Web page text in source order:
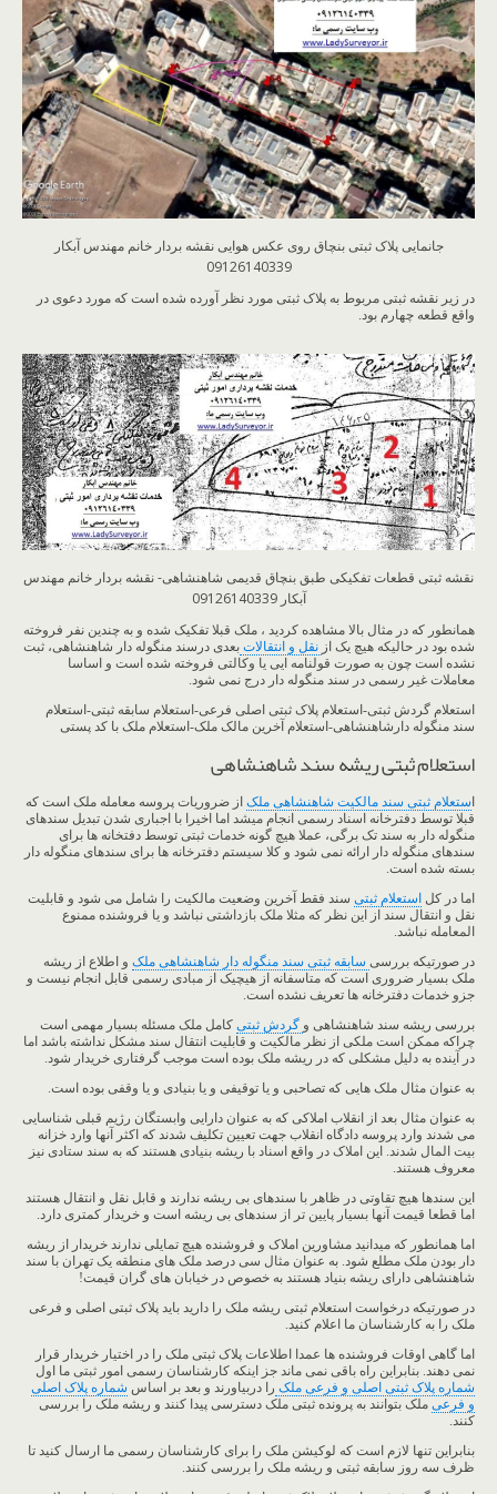
جانمایی پلاک ثبتی بنچاق روی عکس هوایی نقشه بردار خانم مهندس آبکار
09126140339
در زیر نقشه ثبتی مربوط به پلاک ثبتی مورد نظر آورده شده است که مورد دعوی در
واقع قطعه چهارم بود.
نقشه ثبتی قطعات تفکیکی طبق بنچاق قدیمی شاهنشاهی- نقشه بردار خانم مهندس
آبکار 09126140339
همانطور که در مثال بالا مشاهده کردید ، ملک قبلا تفکیک شده و به چندین نفر فروخته
شده بود در حالیکه هیچ یک از نقل و انتقالات بعدی درسند منگوله دار شاهنشاهی، ثبت
نشده است چون به صورت قولنامه ایی یا وکالتی فروخته شده است و اساسا
معاملات غیر رسمی در سند منگوله دار درج نمی شود.
استعلام گردش ثبتی-استعلام پلاک ثبتی اصلی فرعی-استعلام سابقه ثبتی-استعلام
سند منگوله دارشاهنشاهی-استعلام آخرین مالک ملک-استعلام ملک با کد پستی
استعلام ثبتی ریشه سند شاهنشاهی
ستعلام ثبتی سند مالکیت شاهنشاهی ملک از ضروریات پروسه معامله ملک است که
قبلا توسط دفترخانه اسناد رسمی انجام میشد اما اخیرا با اجباری شدن تبدیل سندهای
منگوله دار به سند تک برگی، عملا هیچ گونه خدمات ثبتی توسط دفتخانه ها برای
سندهای منگوله دار ارائه نمی شود و کلا سیستم دفترخانه ها برای سندهای منگوله دار
بسته شده است.
اما در کل استعلام ثبتی سند فقط آخرین وضعیت مالکیت را شامل می شود و قابلیت
نقل و انتقال سند از این نظر که مثلا ملک بازداشتی نباشد و یا فروشنده ممنوع
المعامله نباشد.
در صورتیکه بررسی سابقه ثبتی سند منگوله دار شاهنشاهی ملک و اطلاع از ریشه
ملک بسیار ضروری است که متاسفانه از هیچیک از مبادی رسمی قابل انجام نیست و
جزو خدمات دفترخانه ها تعریف نشده است.
بررسی ریشه سند شاهنشاهی و گردش ثبتی کامل ملک مسئله بسیار مهمی است
چراکه ممکن است ملکی از نظر مالکیت و قابلیت انتقال سند مشکل نداشته باشد اما
در آینده به دلیل مشکلی که در ریشه ملک بوده است موجب گرفتاری خریدار شود.
به عنوان مثال ملک هایی که تصاحبی و یا توقیفی و یا بنیادی و یا وقفی بوده است.
به عنوان مثال بعد از انقلاب املاکی که به عنوان دارایی وابستگان رژیم قبلی شناسایی
می شدند وارد پروسه دادگاه انقلاب جهت تعیین تکلیف شدند که اکثر آنها وارد خزانه
بیت المال شدند. این املاک در واقع اسناد با ریشه بنیادی هستند که به سند ستادی نیز
معروف هستند.
این سندها هیچ تقاوتی در ظاهر با سندهای بی ریشه ندارند و قابل نقل و انتقال هستند
اما قطعا قیمت آنها بسیار پایین تر از سندهای بی ریشه است و خریدار کمتری دارد.
اما همانطور که میدانید مشاورین املاک و فروشنده هیچ تمایلی ندارند خریدار از ریشه
دار بودن ملک مطلع شود. به عنوان مثال سی درصد ملک های منطقه یک تهران با سند
شاهنشاهی دارای ریشه بنیاد هستند به خصوص در خیابان های گران قیمت!
در صورتیکه درخواست استعلام ثبتی ریشه ملک را دارید باید پلاک ثبتی اصلی و فرعی
ملک را به کارشناسان ما اعلام کنید.
اما گاهی اوقات فروشنده ها عمدا اطلاعات پلاک ثبتی ملک را در اختیار خریدار قرار
نمی دهند. بنابراین راه باقی نمی ماند جز اینکه کارشناسان رسمی امور ثبتی ما اول
شماره پلاک ثبتی اصلی و فرعی ملک را دربیاورند و بعد بر اساس شماره پلاک اصلی
و فرعی ملک بتوانند به پرونده ثبتی ملک دسترسی پیدا کنند و ریشه ملک را بررسی
کنند.
بنابراین تنها لازم است که لوکیشن ملک را برای کارشناسان رسمی ما ارسال کنید تا
ظرف سه روز سابقه ثبتی و ریشه ملک را بررسی کنند.